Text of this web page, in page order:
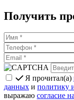
Получить
Я прочитал(а)
данных и политику
выражаю согласие